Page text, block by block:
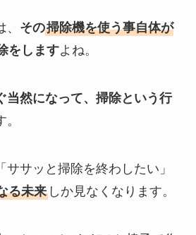
その掃除機を使う事自体が
をしますよね。
当然になって、掃除という行
サッと掃除を終わしたい」
る未来しか見なくなります。